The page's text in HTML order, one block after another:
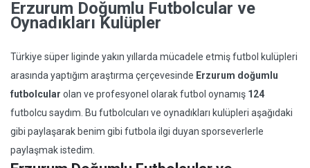
Erzurum Doğumlu Futbolcular ve
Oynadıkları Kulüpler
Türkiye süper liginde yakın yıllarda mücadele etmiş futbol kulüpleri
arasında yaptığım araştırma çerçevesinde Erzurum doğumlu
futbolcular olan ve profesyonel olarak futbol oynamış 124
futbolcu saydım. Bu futbolcuları ve oynadıkları kulüpleri aşağıdaki
gibi paylaşarak benim gibi futbola ilgi duyan sporseverlerle
paylaşmak istedim.